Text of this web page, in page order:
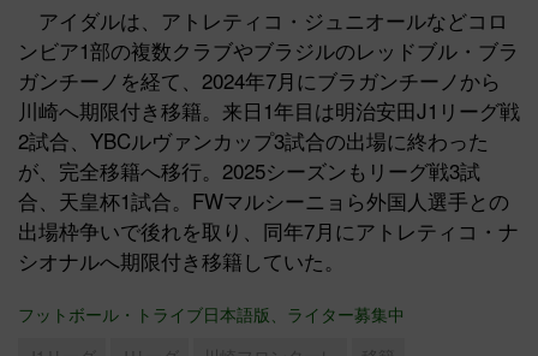
アイダルは、アトレティコ・ジュニオールなどコロ
ンビア1部の複数クラブやブラジルのレッドブル・ブラ
ガンチーノを経て、2024年7月にブラガンチーノから
川崎へ期限付き移籍。来日1年目は明治安田J1リーグ戦
2試合、YBCルヴァンカップ3試合の出場に終わった
が、完全移籍へ移行。2025シーズンもリーグ戦3試
合、天皇杯1試合。FWマルシーニョら外国人選手との
出場枠争いで後れを取り、同年7月にアトレティコ・ナ
シオナルへ期限付き移籍していた。
フットボール・トライブ日本語版、ライター募集中